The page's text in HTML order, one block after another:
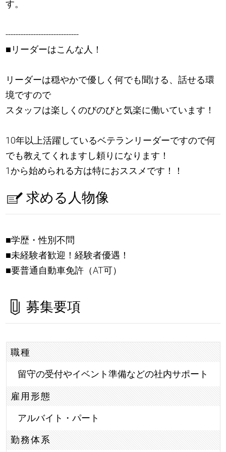
す。
-----------------------------
■リーダーはこんな人！
リーダーは穏やかで優しく何でも聞ける、話せる環
境ですので
スタッフは楽しくのびのびと気楽に働いています！
10年以上活躍しているベテランリーダーですので何
でも教えてくれますし頼りになります！
1から始められる方は特におススメです！！
求める人物像
■学歴・性別不問
■未経験者歓迎！経験者優遇！
■要普通自動車免許（AT可）
募集要項
職種
留守の受付やイベント準備などの社内サポート
雇用形態
アルバイト・パート
勤務体系